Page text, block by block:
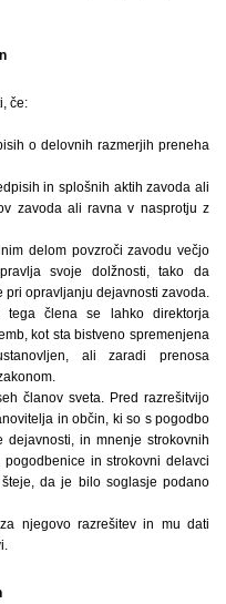
če:
o delovnih razmerjih preneha
in splošnih aktih zavoda ali
zavoda ali ravna v nasprotju z
delom povzroči zavodu večjo
svoje dolžnosti, tako da
opravljanju dejavnosti zavoda.
tega člena se lahko direktorja
kot sta bistveno spremenjena
ali zaradi prenosa
članov sveta. Pred razrešitvijo
in občin, ki so s pogodbo
in mnenje strokovnih
in strokovni delavci
da je bilo soglasje podano
njegovo razrešitev in mu dati